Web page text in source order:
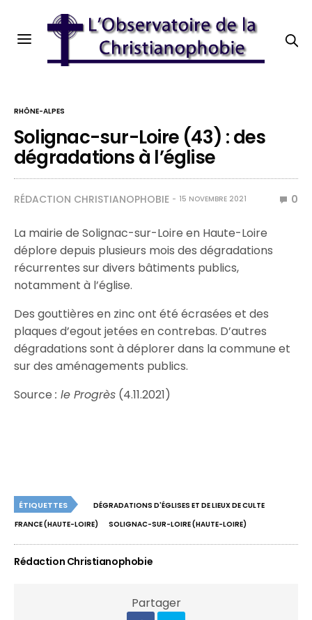
RHÔNE-ALPES
Solignac-sur-Loire (43) : des
dégradations à l’église
RÉDACTION CHRISTIANOPHOBIE 15 NOVEMBRE 2021 0
La mairie de Solignac-sur-Loire en Haute-Loire
déplore depuis plusieurs mois des dégradations
récurrentes sur divers bâtiments publics,
notamment à l’église.
Des gouttières en zinc ont été écrasées et des
plaques d’egout jetées en contrebas. D’autres
dégradations sont à déplorer dans la commune et
sur des aménagements publics.
Source: le Progrès (4.11.2021)
ÉTIQUETTES
DÉGRADATIONS D'ÉGLISES ET DE LIEUX DE CULTE
FRANCE (HAUTE-LOIRE)
SOLIGNAC-SUR-LOIRE (HAUTE-LOIRE)
Rédaction Christianophobie
Partager